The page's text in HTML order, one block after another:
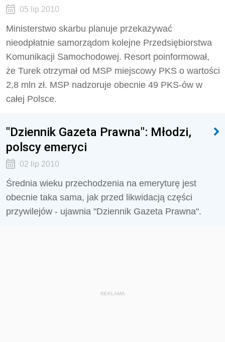
05 lip 2010
Ministerstwo skarbu planuje przekazywać
nieodpłatnie samorządom kolejne Przedsiębiorstwa
Komunikacji Samochodowej. Resort poinformował,
że Turek otrzymał od MSP miejscowy PKS o wartości
2,8 mln zł. MSP nadzoruje obecnie 49 PKS-ów w
całej Polsce.
"Dziennik Gazeta Prawna": Młodzi,
polscy emeryci
02 lip 2010
Średnia wieku przechodzenia na emeryturę jest
obecnie taka sama, jak przed likwidacją części
przywilejów - ujawnia "Dziennik Gazeta Prawna".
REKLAMA